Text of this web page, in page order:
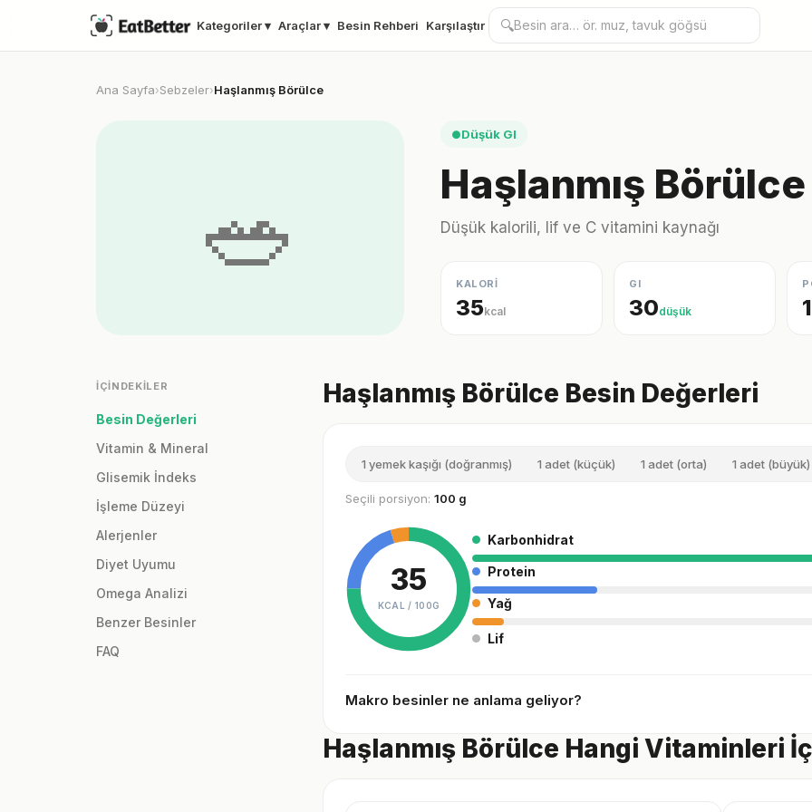
Kategoriler ▾ Araçlar ▾ Besin Rehberi Karşılaştır 🔍
Ana Sayfa›Sebzeler›Haşlanmış Börülce
🥗
●Düşük GI
Haşlanmış
Düşük kalorili, lif ve C vitamini kaynağı
KALORİ
35kcal
GI
30düşük
İÇINDEKILER
Besin Değerleri
Vitamin & Mineral
Glisemik İndeks
İşleme Düzeyi
Alerjenler
Diyet Uyumu
Omega Analizi
Benzer Besinler
FAQ
Haşlanmış Börülce Besin Değerleri
1 yemek kaşığı (doğranmış) 1 adet (küçük) 1 adet (orta) 1 adet (büyük)
Seçili porsiyon: 100 g
35
KCAL / 100G
Karbonhidrat
Protein
Yağ
Lif
Makro besinler ne anlama geliyor?
Haşlanmış Börülce Hangi Vitaminleri